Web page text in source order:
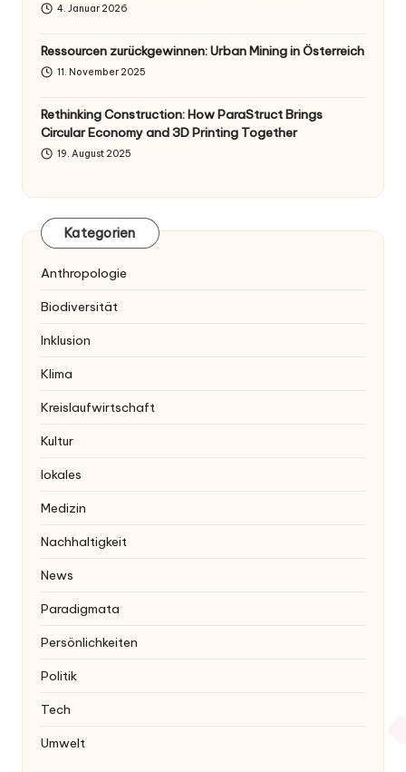
4. Januar 2026
Ressourcen zurückgewinnen: Urban Mining in Österreich
11. November 2025
Rethinking Construction: How ParaStruct Brings
Circular Economy and 3D Printing Together
19. August 2025
Kategorien
Anthropologie
Biodiversität
Inklusion
Klima
Kreislaufwirtschaft
Kultur
lokales
Medizin
Nachhaltigkeit
News
Paradigmata
Persönlichkeiten
Politik
Tech
Umwelt